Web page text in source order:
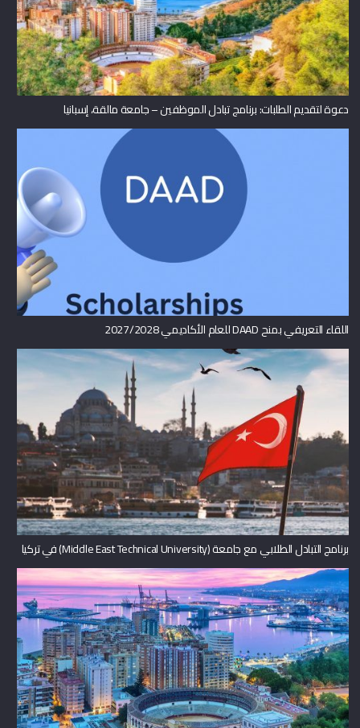
دعوة لتقديم الطلبات: برنامج تبادل الموظفين – جامعة مالقة، إسبانيا
اللقاء التعريفي بمنح DAAD للعام الأكاديمي 2027/2028
برنامج التبادل الطلابي مع جامعة (Middle East Technical University) في تركيا